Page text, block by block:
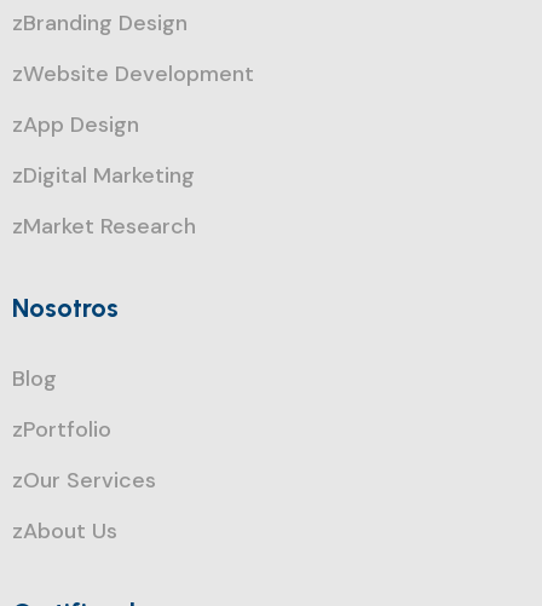
zBranding Design
zWebsite Development
zApp Design
zDigital Marketing
zMarket Research
Nosotros
Blog
zPortfolio
zOur Services
zAbout Us